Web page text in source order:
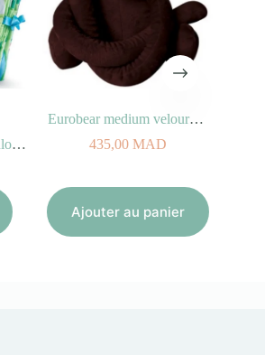
Livre toudoux des Loulous – Baby Loulous (6-36 mois)
Eurobear medium velours Chocolat – 30cm
435,00MAD
Ajouter au panier